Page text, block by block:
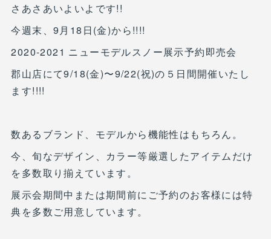
さあさあいよいよです!!
今週末、9月18日(金)から!!!!
2020-2021 ニューモデルスノー展示予約即売会
郡山店にて9/18(金)〜9/22(祝)の５日間開催いたし
ます!!!!
数あるブランド、モデルから機能性はもちろん。
今、旬なデザイン、カラー等厳選したアイテムだけ
を多数取り揃えています。
展示会期間中または期間前にご予約のお客様には特
典を多数ご用意しています。